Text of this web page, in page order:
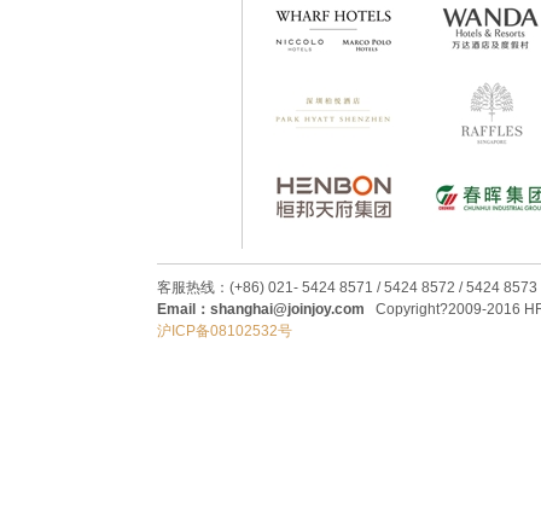
客服热线：(+86) 021- 5424 8571 / 5424 8572 / 5424 8573
Email：shanghai@joinjoy.com Copyright?2009-2016
沪ICP备08102532号